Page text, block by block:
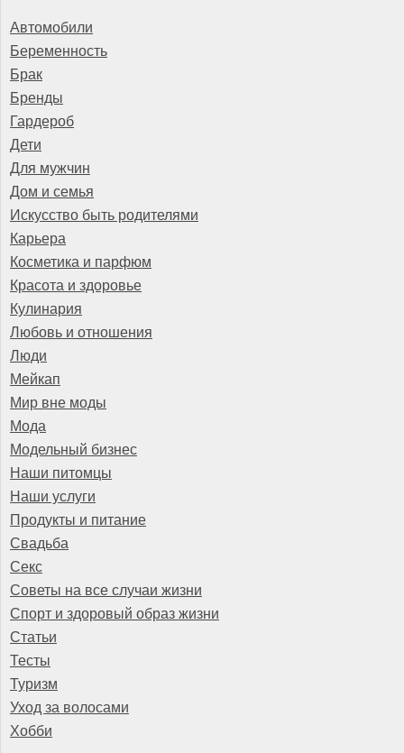
Автомобили
Беременность
Брак
Бренды
Гардероб
Дети
Для мужчин
Дом и семья
Искусство быть родителями
Карьера
Косметика и парфюм
Красота и здоровье
Кулинария
Любовь и отношения
Люди
Мейкап
Мир вне моды
Мода
Модельный бизнес
Наши питомцы
Наши услуги
Продукты и питание
Свадьба
Секс
Советы на все случаи жизни
Спорт и здоровый образ жизни
Статьи
Тесты
Туризм
Уход за волосами
Хобби